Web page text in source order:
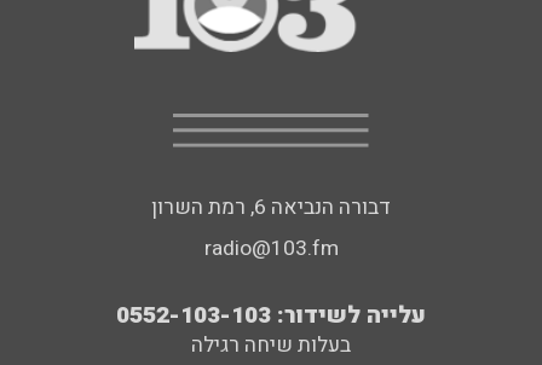
דבורה הנביאה 6, רמת השרון
radio@103.fm
עלייה לשידור: 0552-103-103
בעלות שיחה רגילה